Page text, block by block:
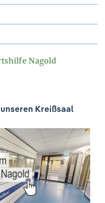
Nagold
Kreißsaal